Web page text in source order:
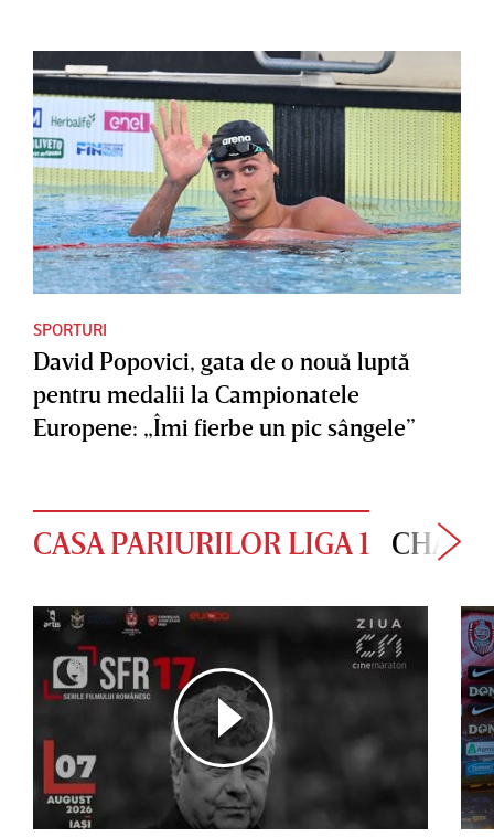
SPORTURI
David Popovici, gata de o nouă luptă
pentru medalii la Campionatele
Europene: „Îmi fierbe un pic sângele”
CASA PARIURILOR LIGA 1